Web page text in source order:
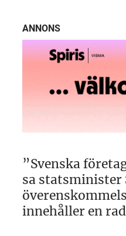
ANNONS
”Svenska
sa statsminister
innehåller en